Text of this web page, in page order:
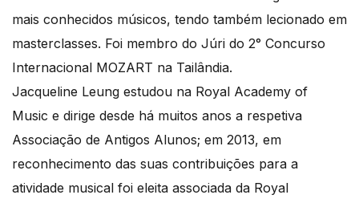
mais conhecidos músicos, tendo também lecionado em
masterclasses. Foi membro do Júri do 2° Concurso
Internacional MOZART na Tailândia.
Jacqueline Leung estudou na Royal Academy of
Music e dirige desde há muitos anos a respetiva
Associação de Antigos Alunos; em 2013, em
reconhecimento das suas contribuições para a
atividade musical foi eleita associada da Royal